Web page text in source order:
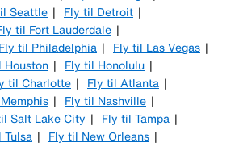
Seattle
Fly til Detroit
til Fort Lauderdale
Fly til Philadelphia
Fly til Las Vegas
Houston
Fly til Honolulu
til Charlotte
Fly til Atlanta
Fly til Nashville
Salt Lake City
Fly til Tampa
Tulsa
Fly til New Orleans